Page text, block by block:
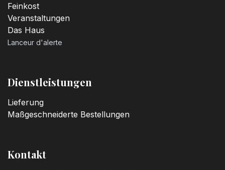
Kerzenzahl n°5
3,20 €
Kerzenzahl n°7
3,20€
Feinkost
Veranstaltungen
Das Haus
Lanceur d'alerte
Dienstleistungen
Lieferung
Maßgeschneiderte Bestellungen
Kontakt